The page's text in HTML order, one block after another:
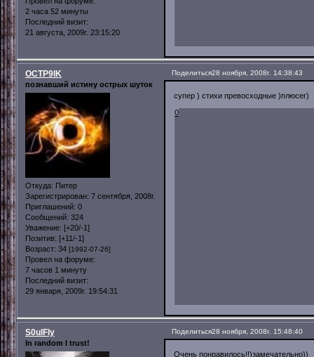
2 часа 52 минуты
Последний визит:
21 августа, 2009г. 23:15:20
Поделиться28 ноября, 2008г. 14:38:43
OCTP9IK
познавший истину острых шуток
Откуда: Питер
Зарегистрирован: 7 сентября, 2008г.
Приглашений: 0
Сообщений: 324
Уважение: [+20/-1]
Позитив: [+11/-1]
Возраст: 34 [1992-07-26]
Провел на форуме:
7 часов 1 минуту
Последний визит:
29 января, 2009г. 19:54:31
супер ) стихи превосходные )плюсег)
0
Поделиться28 ноября, 2008г. 15:48:40
S0ulFly
In random I trust!
Очень понравилось!!)замечательно))